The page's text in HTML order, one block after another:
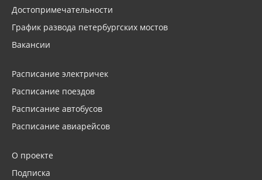
Достопримечательности
График развода петербургских мостов
Вакансии
Расписание электричек
Расписание поездов
Расписание автобусов
Расписание авиарейсов
О проекте
Подписка